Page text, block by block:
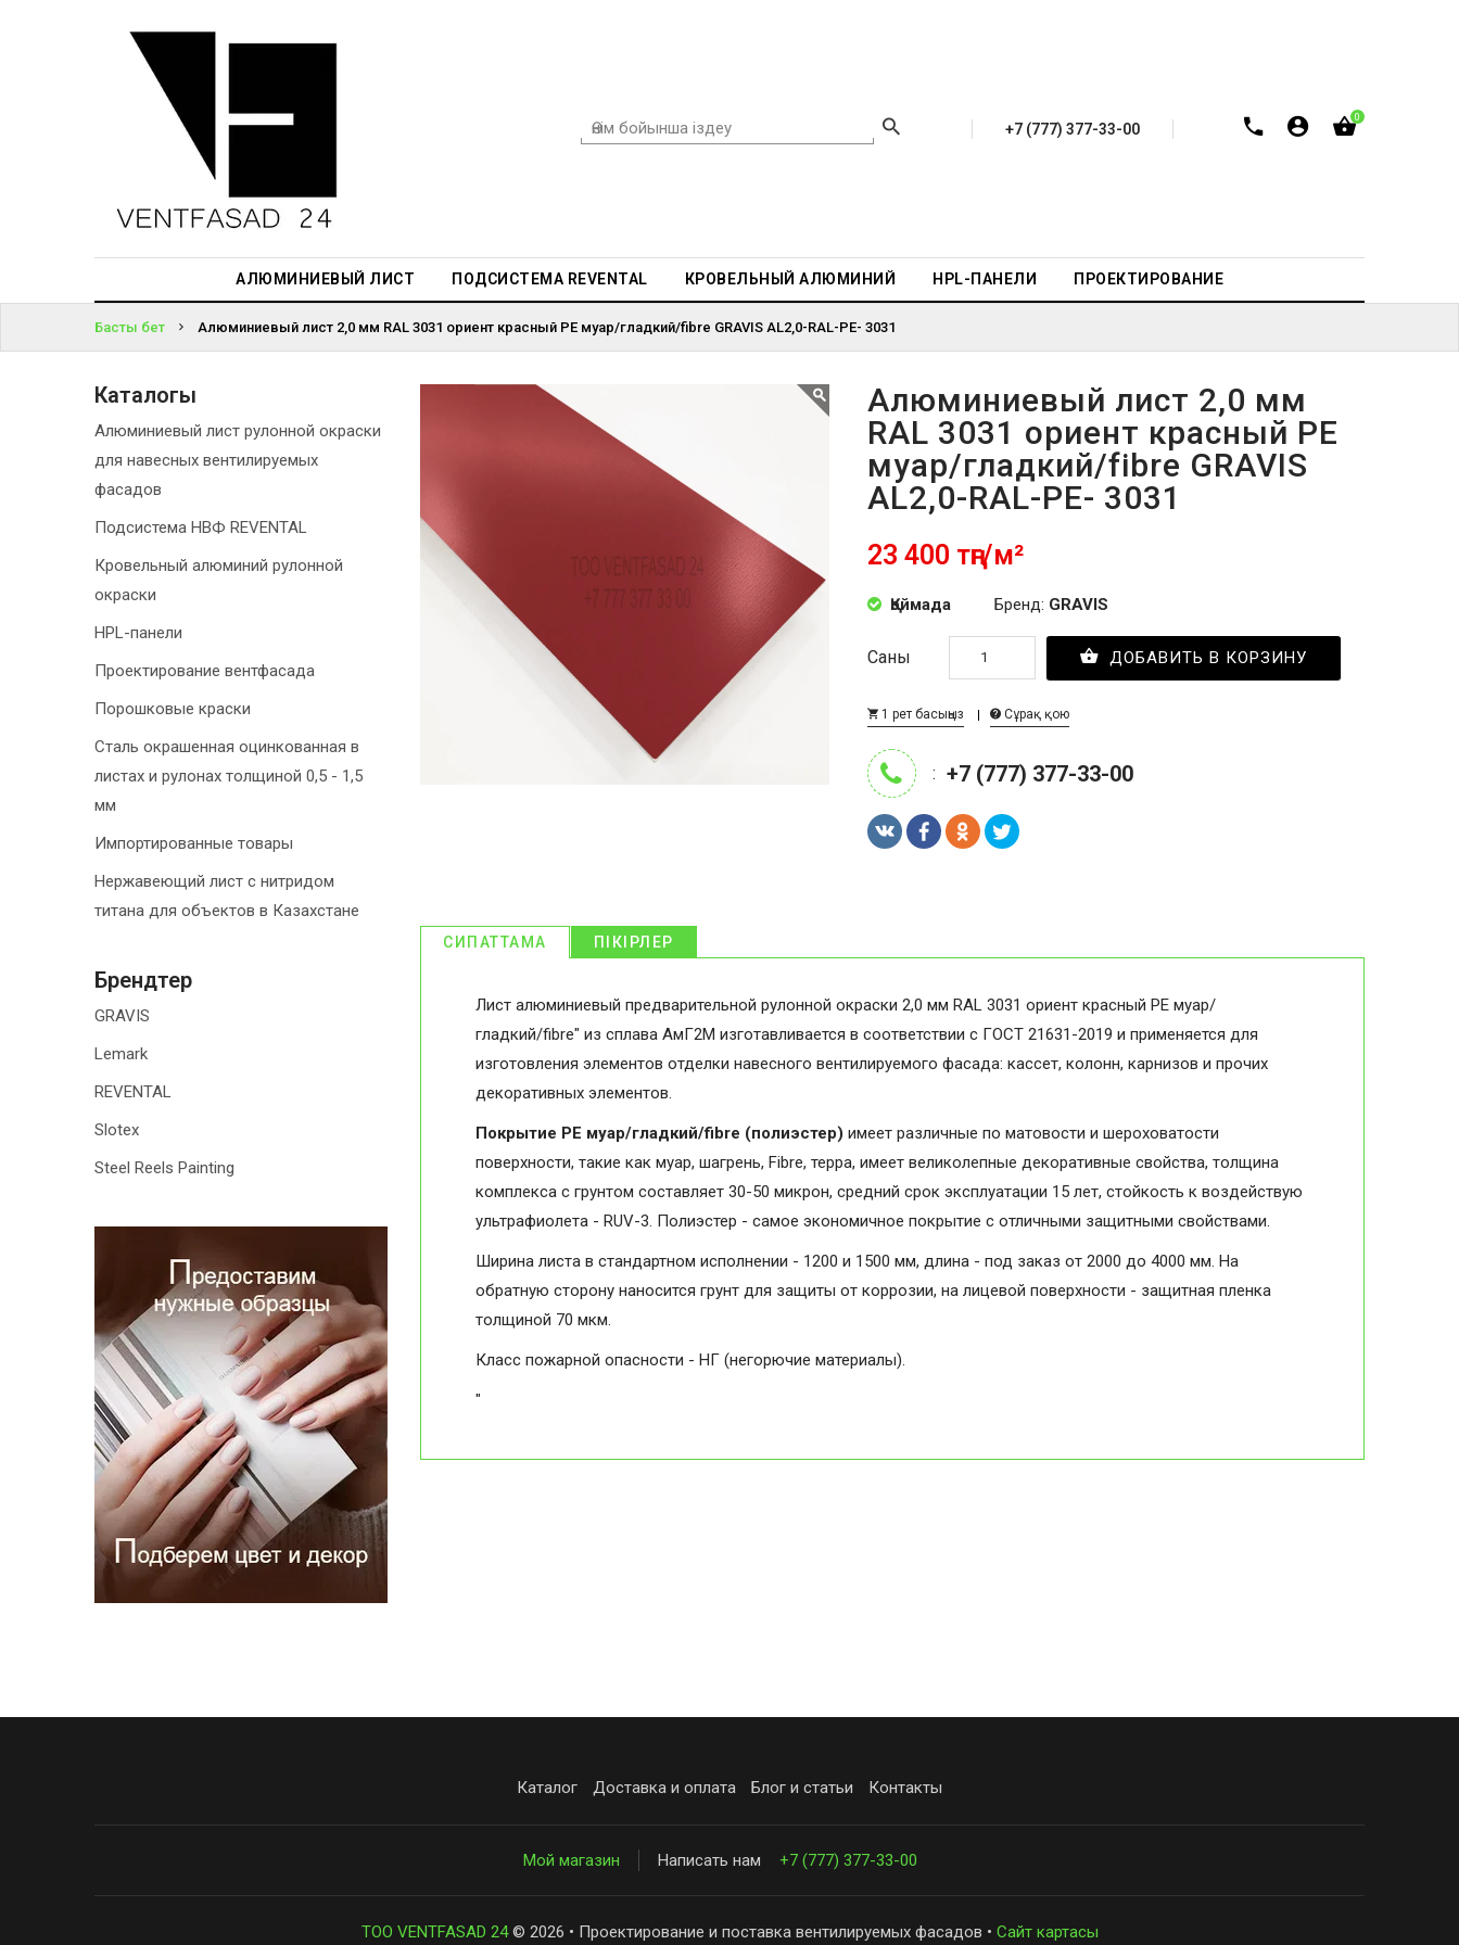
+7 (777) 377-33-00
0
АЛЮМИНИЕВЫЙ ЛИСТ ПОДСИСТЕМА REVENTAL КРОВЕЛЬНЫЙ АЛЮМИНИЙ HPL-ПАНЕЛИ ПРОЕКТИРОВАНИЕ
АЛЮМИНИЕВЫЙ
ПРОЕКТИРОВАНИЕ
КІРІҢІЗ
ПАРОЛЬДІ
БА?
Басты бет Алюминиевый лист 2,0 мм RAL 3031 ориент красный PE муар/гладкий/fibre GRAVIS AL2,0-RAL-PE- 3031
Алюминиевый лист 2,0 мм
RAL 3031 ориент красный PE
муар/гладкий/fibre GRAVIS
AL2,0-RAL-PE- 3031
23 400 тңг/м²
Қоймада Бренд: GRAVIS
Саны ДОБАВИТЬ В КОРЗИНУ
1 рет басыңыз Сұрақ қою
: +7 (777) 377-33-00
СИПАТТАМА ПІКІРЛЕР
Лист алюминиевый предварительной рулонной окраски 2,0 мм RAL 3031 ориент красный PE муар/
гладкий/fibre" из сплава АмГ2М изготавливается в соответствии с ГОСТ 21631-2019 и применяется для
изготовления элементов отделки навесного вентилируемого фасада: кассет, колонн, карнизов и прочих
декоративных элементов.
Покрытие PE муар/гладкий/fibre (полиэстер) имеет различные по матовости и шероховатости
поверхности, такие как муар, шагрень, Fibrе, терра, имеет великолепные декоративные свойства, толщина
комплекса с грунтом составляет 30-50 микрон, средний срок эксплуатации 15 лет, стойкость к воздействую
ультрафиолета - RUV-3. Полиэстер - самое экономичное покрытие с отличными защитными свойствами.
Ширина листа в стандартном исполнении - 1200 и 1500 мм, длина - под заказ от 2000 до 4000 мм. На
обратную сторону наносится грунт для защиты от коррозии, на лицевой поверхности - защитная пленка
толщиной 70 мкм.
Класс пожарной опасности - НГ (негорючие материалы).
"
Каталогы
Алюминиевый лист рулонной окраски
для навесных вентилируемых
фасадов
Подсистема НВФ REVENTAL
Кровельный алюминий рулонной
окраски
HPL-панели
Проектирование вентфасада
Порошковые краски
Сталь окрашенная оцинкованная в
листах и рулонах толщиной 0,5 - 1,5
мм
Импортированные товары
Нержавеющий лист с нитридом
титана для объектов в Казахстане
Брендтер
GRAVIS
Lemark
REVENTAL
Slotex
Steel Reels Painting
Каталог Доставка и оплата Блог и статьи Контакты
Мой магазин Написать нам +7 (777) 377-33-00
ТОО VENTFASAD 24© 2026 • Проектирование и поставка вентилируемых фасадов • Сайт картасы